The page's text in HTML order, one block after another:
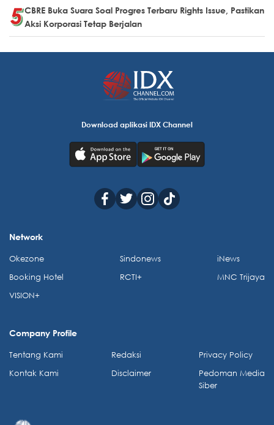
CBRE Buka Suara Soal Progres Terbaru Rights Issue, Pastikan
Aksi Korporasi Tetap Berjalan
Download aplikasi IDX Channel
Network
Okezone
Booking Hotel
VISION+
Sindonews
RCTI+
iNews
MNC Trijaya
Company Profile
Tentang Kami
Kontak Kami
Redaksi
Disclaimer
Privacy Policy
Pedoman Media
Siber